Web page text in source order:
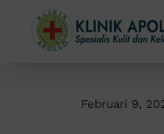
content
Februari 9,